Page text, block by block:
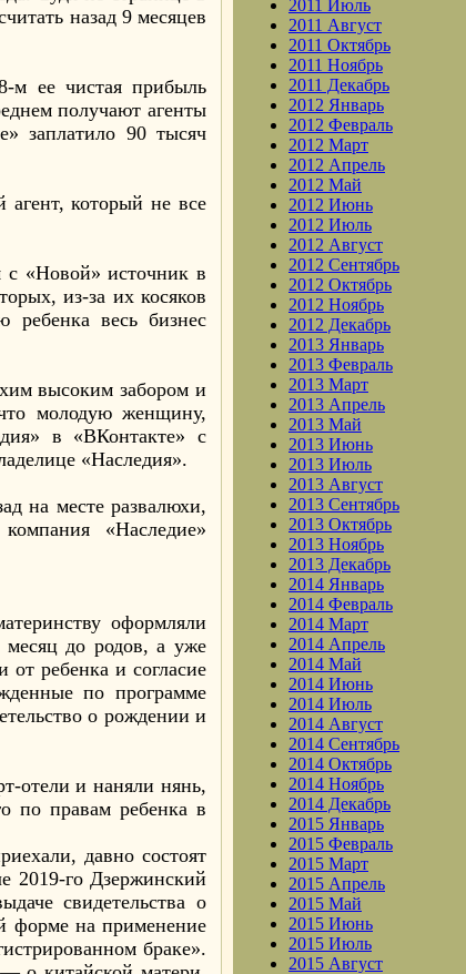
назад 9 месяцев
м ее чистая прибыль
получают агенты
заплатило 90 тысяч
агент, который не все
«Новой» источник в
из-за их косяков
весь бизнес
высоким забором и
молодую женщину,
в «ВКонтакте» с
«Наследия».
на месте развалюхи,
«Наследие»
оформляли
до родов, а уже
от ребенка и согласие
по программе
о рождении и
отели и наняли нянь,
по правам ребенка в
давно состоят
2019-го Дзержинский
свидетельства о
форме на применение
браке».
2011 Июль
2011 Август
2011 Октябрь
2011 Ноябрь
2011 Декабрь
2012 Январь
2012 Февраль
2012 Март
2012 Апрель
2012 Май
2012 Июнь
2012 Июль
2012 Август
2012 Сентябрь
2012 Октябрь
2012 Ноябрь
2012 Декабрь
2013 Январь
2013 Февраль
2013 Март
2013 Апрель
2013 Май
2013 Июнь
2013 Июль
2013 Август
2013 Сентябрь
2013 Октябрь
2013 Ноябрь
2013 Декабрь
2014 Январь
2014 Февраль
2014 Март
2014 Апрель
2014 Май
2014 Июнь
2014 Июль
2014 Август
2014 Сентябрь
2014 Октябрь
2014 Ноябрь
2014 Декабрь
2015 Январь
2015 Февраль
2015 Март
2015 Апрель
2015 Май
2015 Июнь
2015 Июль
2015 Август